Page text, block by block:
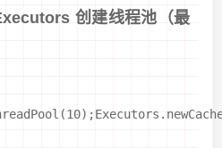
创建线程池（最